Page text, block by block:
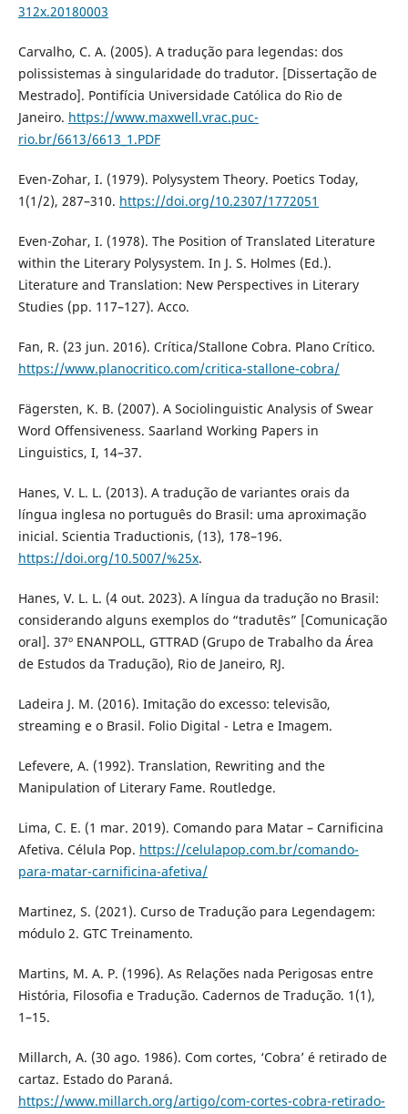
312x.20180003
Carvalho, C. A. (2005). A tradução para legendas: dos
polissistemas à singularidade do tradutor. [Dissertação de
Mestrado]. Pontifícia Universidade Católica do Rio de
Janeiro. https://www.maxwell.vrac.puc-
rio.br/6613/6613_1.PDF
Even-Zohar, I. (1979). Polysystem Theory. Poetics Today,
1(1/2), 287–310. https://doi.org/10.2307/1772051
Even-Zohar, I. (1978). The Position of Translated Literature
within the Literary Polysystem. In J. S. Holmes (Ed.).
Literature and Translation: New Perspectives in Literary
Studies (pp. 117–127). Acco.
Fan, R. (23 jun. 2016). Crítica/Stallone Cobra. Plano Crítico.
https://www.planocritico.com/critica-stallone-cobra/
Fägersten, K. B. (2007). A Sociolinguistic Analysis of Swear
Word Offensiveness. Saarland Working Papers in
Linguistics, I, 14–37.
Hanes, V. L. L. (2013). A tradução de variantes orais da
língua inglesa no português do Brasil: uma aproximação
inicial. Scientia Traductionis, (13), 178–196.
https://doi.org/10.5007/%25x.
Hanes, V. L. L. (4 out. 2023). A língua da tradução no Brasil:
considerando alguns exemplos do “tradutês” [Comunicação
oral]. 37º ENANPOLL, GTTRAD (Grupo de Trabalho da Área
de Estudos da Tradução), Rio de Janeiro, RJ.
Ladeira J. M. (2016). Imitação do excesso: televisão,
streaming e o Brasil. Folio Digital - Letra e Imagem.
Lefevere, A. (1992). Translation, Rewriting and the
Manipulation of Literary Fame. Routledge.
Lima, C. E. (1 mar. 2019). Comando para Matar – Carnificina
Afetiva. Célula Pop. https://celulapop.com.br/comando-
para-matar-carnificina-afetiva/
Martinez, S. (2021). Curso de Tradução para Legendagem:
módulo 2. GTC Treinamento.
Martins, M. A. P. (1996). As Relações nada Perigosas entre
História, Filosofia e Tradução. Cadernos de Tradução. 1(1),
1–15.
Millarch, A. (30 ago. 1986). Com cortes, ‘Cobra’ é retirado de
cartaz. Estado do Paraná.
https://www.millarch.org/artigo/com-cortes-cobra-retirado-